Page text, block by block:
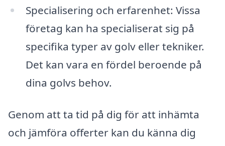
Specialisering och erfarenhet: Vissa
företag kan ha specialiserat sig på
specifika typer av golv eller tekniker.
Det kan vara en fördel beroende på
dina golvs behov.
Genom att ta tid på dig för att inhämta
och jämföra offerter kan du känna dig